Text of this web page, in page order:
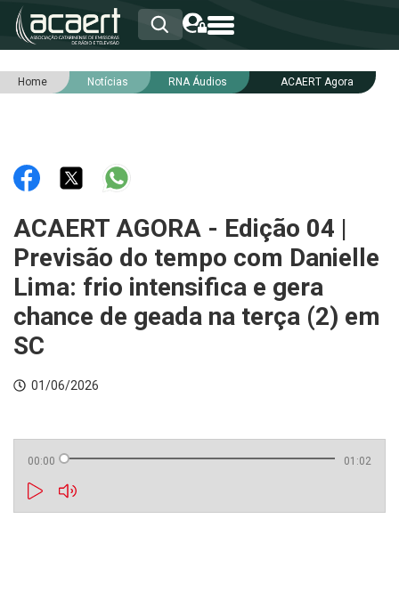
HOME
RNA
NOTÍCIAS
INTEGRIDADE
Home Notícias RNA Áudios ACAERT Agora
ACAERT AGORA - Edição 04 |
Previsão do tempo com Danielle
Lima: frio intensifica e gera
chance de geada na terça (2) em
SC
01/06/2026
00:00 01:02